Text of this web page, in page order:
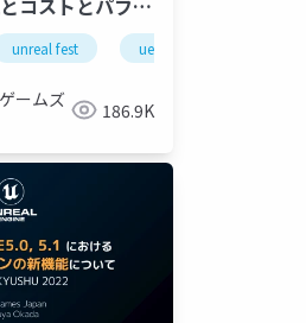
ue-optimize
UNREAL FEST
unreal fest ue-rendering
ームズ
186.9K